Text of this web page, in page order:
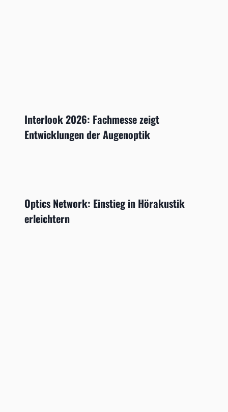
Interlook 2026: Fachmesse zeigt
Entwicklungen der Augenoptik
Optics Network: Einstieg in Hörakustik
erleichtern